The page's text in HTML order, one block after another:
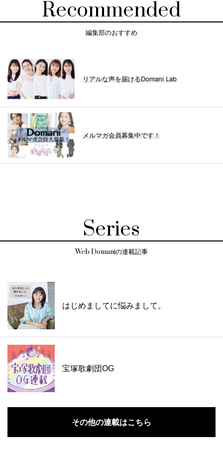
Recommended
編集部のおすすめ
リアルな声を届けるDomani Lab
メルマガ会員募集中です！
Series
Web Domaniの連載記事
はじめましてに悩みまして。
宝塚歌劇団OG
その他の連載はこちら